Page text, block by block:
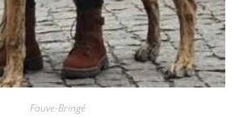
Fauve-Bringé